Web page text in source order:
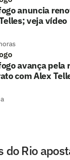
anuncia
veja vídeo
avança pela
com Alex
do Rio